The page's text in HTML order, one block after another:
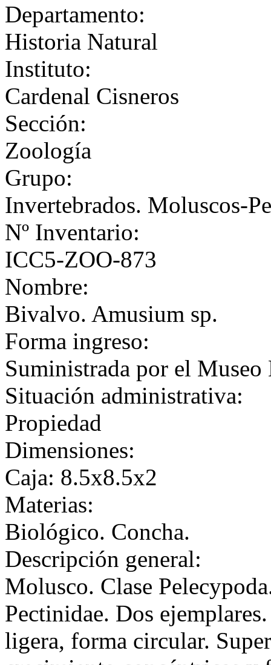
Departamento:
Historia Natural
Instituto:
Cardenal Cisneros
Sección:
Zoología
Grupo:
Invertebrados. Moluscos-
Nº Inventario:
ICC5-ZOO-873
Nombre:
Bivalvo. Amusium sp.
Forma ingreso:
Suministrada por el
Situación administrativa:
Propiedad
Dimensiones:
Caja: 8.5x8.5x2
Materias:
Biológico. Concha.
Descripción general:
Molusco. Clase
Pectinidae. Dos
ligera, forma circular.